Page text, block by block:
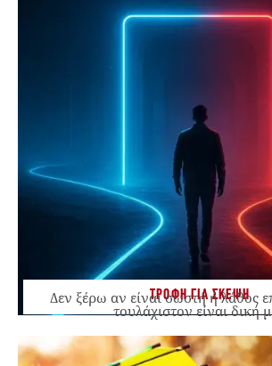
ΤΡΟΦΗ ΓΙΑ ΣΚΕΨΗ
Δεν ξέρω αν είναι σωστή ή λάθος
τουλάχιστον είναι δική